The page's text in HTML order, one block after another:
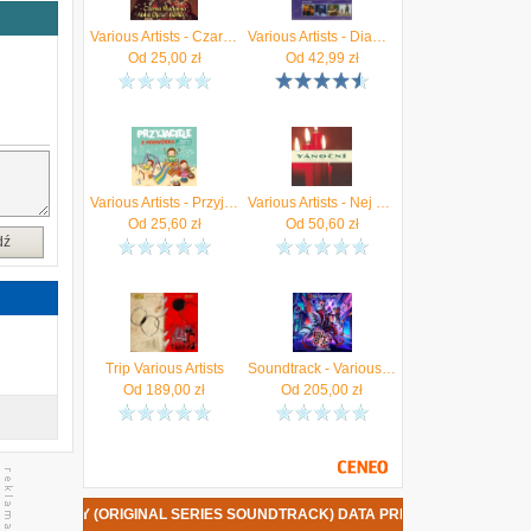
Various Artists - Czarna Madonna Abba Ojcze Barka (CD)
Od 25,00zł
Various Artists - Diamonds of soundtracks (CD)
Od 42,99 zł
Various Artists - Przyjaciele Z Podwórka - Wyjątkowe Piosenki Dla Dzieci
Od 25,60zł
Various Artists - Nej Vánoční Výběr Všech Dob (Remastered) (2 CD)
Od 50,60zł
Trip Various Artists
Od 189,00 zł
Soundtrack - Various Artists - Helluva Boss - Season Two (Coloured Black & Green) (Winyl)
Od 205,00 zł
(ORIGINAL SERIES SOUNDTRACK) DATA PREMIERY